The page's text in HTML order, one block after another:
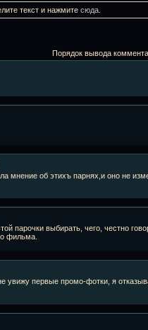
текст и нажмите сюда
Порядок вывода
мнение об этихъ парнях,и оно не
парочки выбирать, чего, честно
фильма.
увижу первые промо-фотки, я